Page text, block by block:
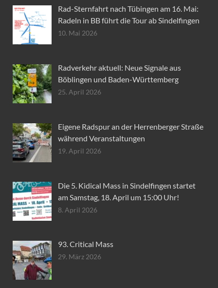
Rad-Sternfahrt nach Tübingen am 16. Mai:
Radeln in BB führt die Tour ab Sindelfingen
10. Mai 2026
Radverkehr aktuell: Neue Signale aus
Böblingen und Baden-Württemberg
25. April 2026
Eigene Radspur an der Herrenberger Straße
während Veranstaltungen
19. April 2026
Die 5. Kidical Mass in Sindelfingen startet
am Samstag, 18. April um 15:00 Uhr!
8. April 2026
93. Critical Mass
29. März 2026